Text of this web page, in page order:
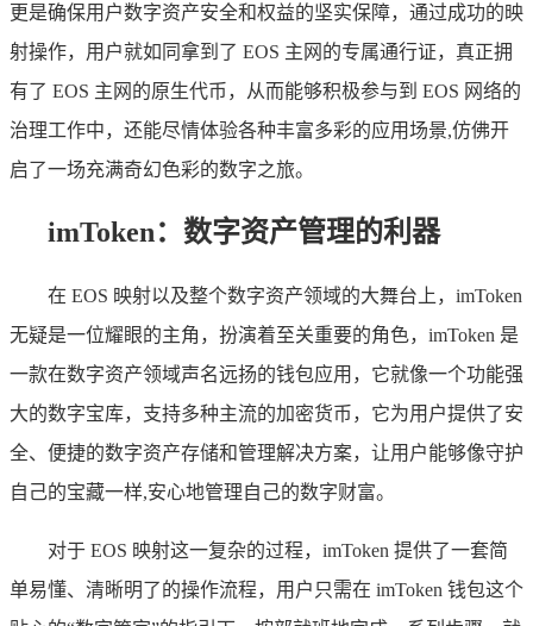
更是确保用户数字资产安全和权益的坚实保障，通过成功的映
射操作，用户就如同拿到了 EOS 主网的专属通行证，真正拥
有了 EOS 主网的原生代币，从而能够积极参与到 EOS 网络的
治理工作中，还能尽情体验各种丰富多彩的应用场景,仿佛开
启了一场充满奇幻色彩的数字之旅。
imToken：数字资产管理的利器
在 EOS 映射以及整个数字资产领域的大舞台上，imToken
无疑是一位耀眼的主角，扮演着至关重要的角色，imToken 是
一款在数字资产领域声名远扬的钱包应用，它就像一个功能强
大的数字宝库，支持多种主流的加密货币，它为用户提供了安
全、便捷的数字资产存储和管理解决方案，让用户能够像守护
自己的宝藏一样,安心地管理自己的数字财富。
对于 EOS 映射这一复杂的过程，imToken 提供了一套简
单易懂、清晰明了的操作流程，用户只需在 imToken 钱包这个